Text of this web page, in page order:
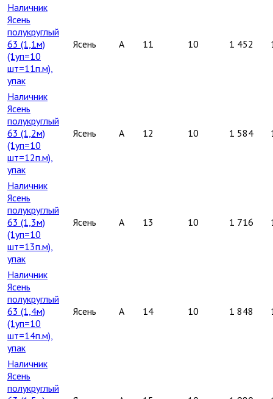
Наличник
Ясень
полукруглый
63 (1,1м)
(1уп=10
шт=11п.м),
упак
Ясень A 11 10 1 452
Наличник
Ясень
полукруглый
63 (1,2м)
(1уп=10
шт=12п.м),
упак
Ясень A 12 10 1 584
Наличник
Ясень
полукруглый
63 (1,3м)
(1уп=10
шт=13п.м),
упак
Ясень A 13 10 1 716
Наличник
Ясень
полукруглый
63 (1,4м)
(1уп=10
шт=14п.м),
упак
Ясень A 14 10 1 848
Наличник
Ясень
полукруглый